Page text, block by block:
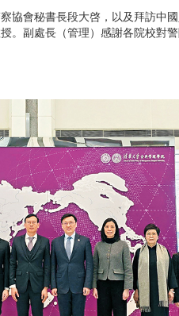
協會秘書長段大啓，以及拜訪中
。副處長（管理）感謝各院校對